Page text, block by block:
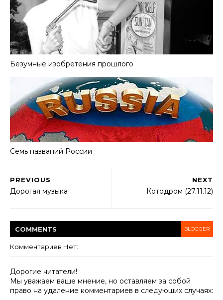
Безумные изобретения прошлого
Семь названий России
NEXT
Котодром (27.11.12)
PREVIOUS
Дорогая музыка
COMMENTS BLOGGER
Комментариев Нет:
Дорогие читатели!
Мы уважаем ваше мнение, но оставляем за собой
право на удаление комментариев в следующих случаях: